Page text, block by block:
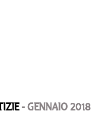
- GENNAIO 2018